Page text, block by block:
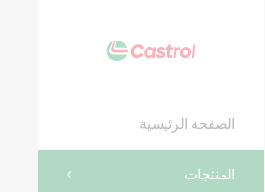
الصفحة الرئيسية
المنتجات